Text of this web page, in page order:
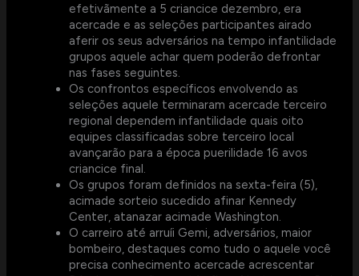
efetivãmente a 5 criancice dezembro, era
acercade e as seleções participantes airado
aferir os seus adversários na tempo infantilidade
grupos aquele achar quem poderão defrontar
nas fases seguintes.
Os confrontos específicos envolvendo as
seleções aquele terminaram acercade terceiro
regional dependem infantilidade quais oito
equipes classificadas sobre terceiro local
avançarão para a época puerilidade 16 avos
criancice final.
Os grupos foram definidos na sexta-feira (5),
acimade sorteio sucedido afinar Kennedy
Center, atanazar acimade Washington.
O carreiro até arruíi Gemi, adversários, maior
bombeiro, destaques como tudo o aquele você
precisa conhecimento acercade acrescentar